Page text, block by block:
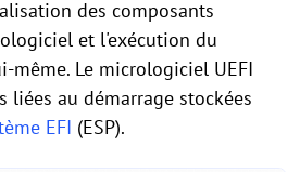
des composants
et l'exécution du
même. Le micrologiciel UEFI
liées au démarrage stockées
EFI (ESP).